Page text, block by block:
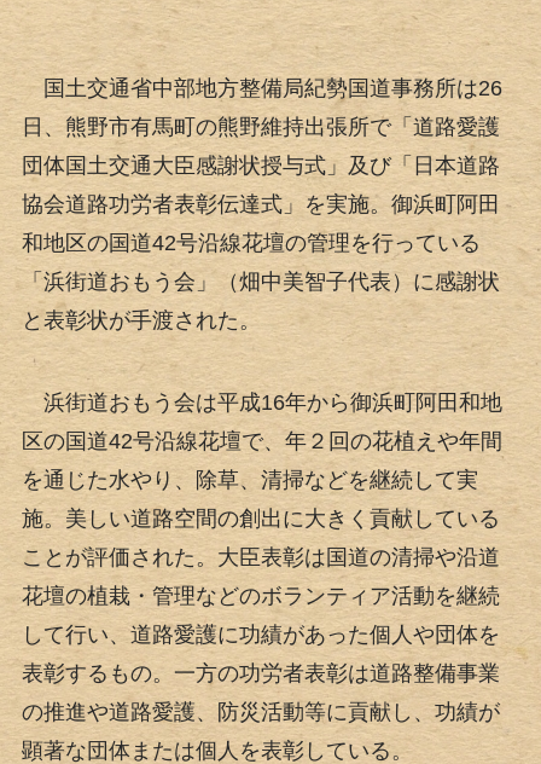
国土交通省中部地方整備局紀勢国道事務所は26
日、熊野市有馬町の熊野維持出張所で「道路愛護
団体国土交通大臣感謝状授与式」及び「日本道路
協会道路功労者表彰伝達式」を実施。御浜町阿田
和地区の国道42号沿線花壇の管理を行っている
「浜街道おもう会」（畑中美智子代表）に感謝状
と表彰状が手渡された。
浜街道おもう会は平成16年から御浜町阿田和地
区の国道42号沿線花壇で、年２回の花植えや年間
を通じた水やり、除草、清掃などを継続して実
施。美しい道路空間の創出に大きく貢献している
ことが評価された。大臣表彰は国道の清掃や沿道
花壇の植栽・管理などのボランティア活動を継続
して行い、道路愛護に功績があった個人や団体を
表彰するもの。一方の功労者表彰は道路整備事業
の推進や道路愛護、防災活動等に貢献し、功績が
顕著な団体または個人を表彰している。